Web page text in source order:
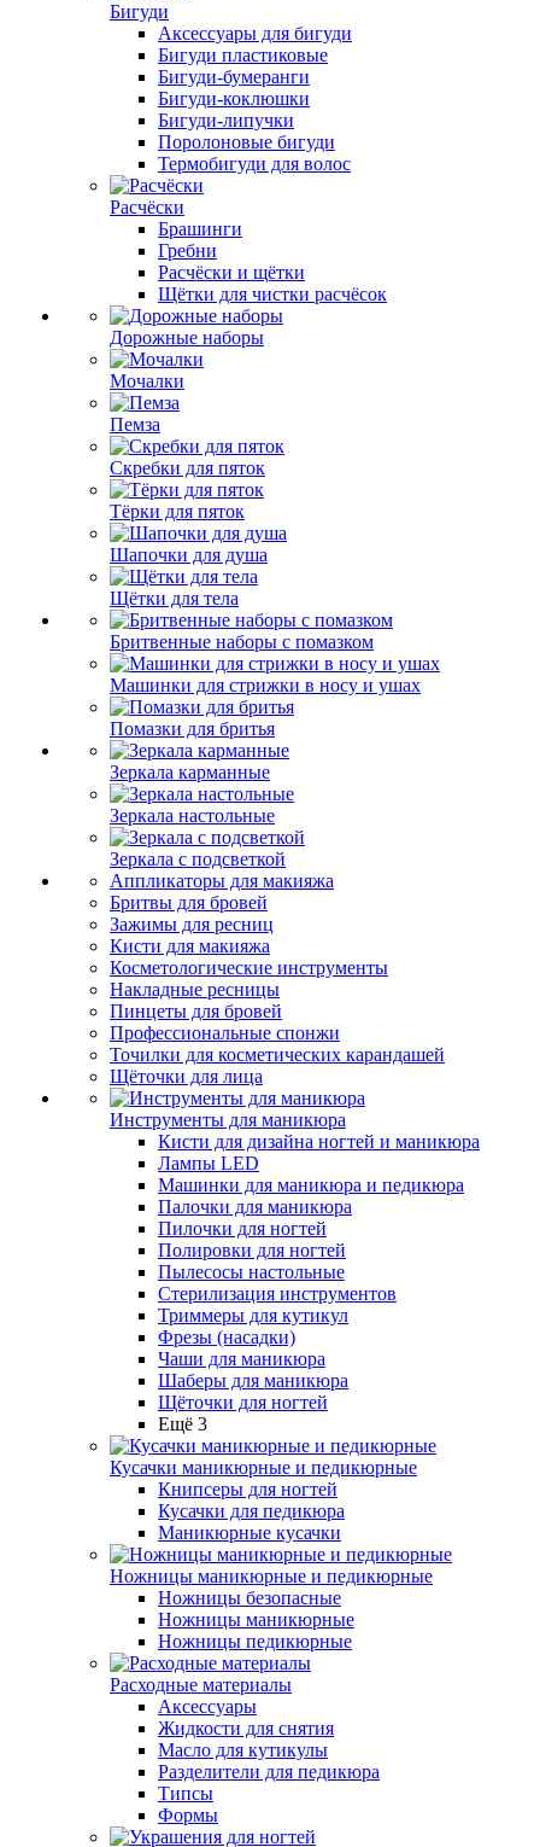
Бигуди
Аксессуары для бигуди
Бигуди пластиковые
Бигуди-бумеранги
Бигуди-коклюшки
Бигуди-липучки
Поролоновые бигуди
Термобигуди для волос
Расчёски
Брашинги
Гребни
Расчёски и щётки
Щётки для чистки расчёсок
Дорожные наборы
Мочалки
Пемза
Скребки для пяток
Тёрки для пяток
Шапочки для душа
Щётки для тела
Бритвенные наборы с помазком
Машинки для стрижки в носу и ушах
Помазки для бритья
Зеркала карманные
Зеркала настольные
Зеркала с подсветкой
Аппликаторы для макияжа
Бритвы для бровей
Зажимы для ресниц
Кисти для макияжа
Косметологические инструменты
Накладные ресницы
Пинцеты для бровей
Профессиональные спонжи
Точилки для косметических карандашей
Щёточки для лица
Инструменты для маникюра
Кисти для дизайна ногтей и маникюра
Лампы LED
Машинки для маникюра и педикюра
Палочки для маникюра
Пилочки для ногтей
Полировки для ногтей
Пылесосы настольные
Стерилизация инструментов
Триммеры для кутикул
Фрезы (насадки)
Чаши для маникюра
Шаберы для маникюра
Щёточки для ногтей
Ещё 3
Кусачки маникюрные и педикюрные
Книпсеры для ногтей
Кусачки для педикюра
Маникюрные кусачки
Ножницы маникюрные и педикюрные
Ножницы безопасные
Ножницы маникюрные
Ножницы педикюрные
Расходные материалы
Аксессуары
Жидкости для снятия
Масло для кутикулы
Разделители для педикюра
Типсы
Формы